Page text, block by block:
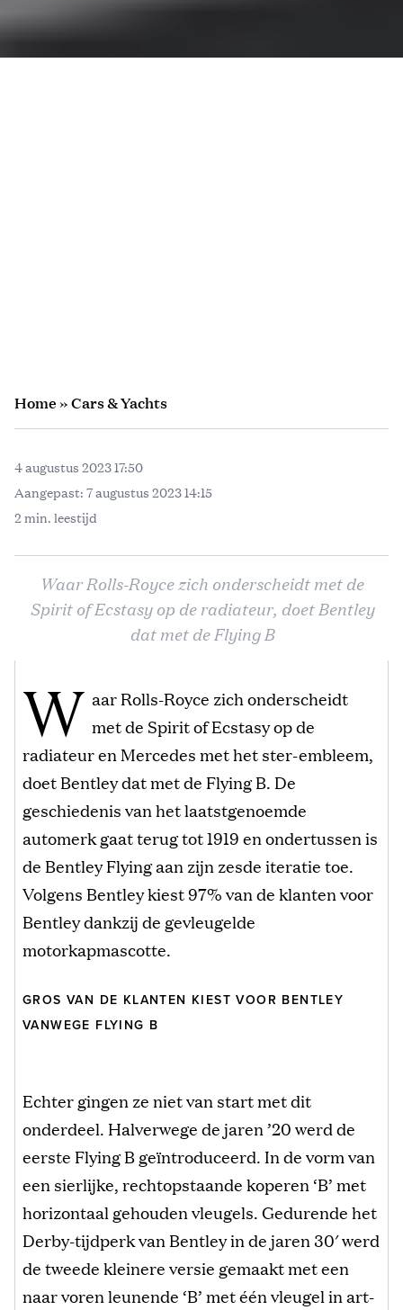
Home»Cars & Yachts
4 augustus 2023 17:50
Aangepast: 7 augustus 2023 14:15
2 min. leestijd
Waar Rolls-Royce zich onderscheidt met de
Spirit of Ecstasy op de radiateur, doet Bentley
dat met de Flying B
W aar Rolls-Royce zich onderscheidt
met de Spirit of Ecstasy op de
radiateur en Mercedes met het ster-embleem,
doet Bentley dat met de Flying B. De
geschiedenis van het laatstgenoemde
automerk gaat terug tot 1919 en ondertussen is
de Bentley Flying aan zijn zesde iteratie toe.
Volgens Bentley kiest 97% van de klanten voor
Bentley dankzij de gevleugelde
motorkapmascotte.
GROS VAN DE KLANTEN KIEST VOOR BENTLEY
VANWEGE FLYING B
Echter gingen ze niet van start met dit
onderdeel. Halverwege de jaren ’20 werd de
eerste Flying B geïntroduceerd. In de vorm van
een sierlijke, rechtopstaande koperen ‘B’ met
horizontaal gehouden vleugels. Gedurende het
Derby-tijdperk van Bentley in de jaren 30′ werd
de tweede kleinere versie gemaakt met een
naar voren leunende ‘B’ met één vleugel in art-